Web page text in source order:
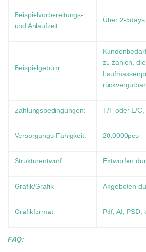
Beispielvorbereitungs-
und Anlaufzeit
Über 2-5days
Beispielgebühr
zu zahlen,
Zahlungsbedingungen: T/T oder L/C,
Versorgungs-Fähigkeit: 20,0000pcs
Strukturentwurf Entworfen
Grafik/Grafik Angeboten
Grafikformat Pdf, AI, PSD,
FAQ: